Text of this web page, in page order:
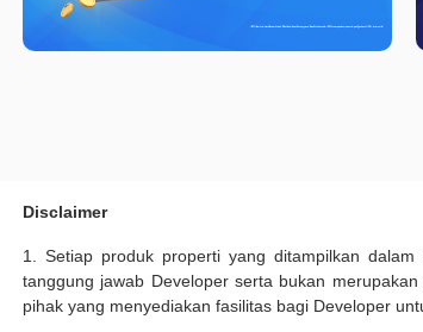
Disclaimer
1. Setiap produk properti yang ditampilkan
tanggung jawab Developer serta bukan
pihak yang menyediakan fasilitas bagi Developer